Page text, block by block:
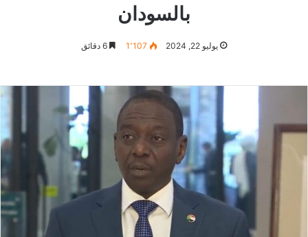
بالسودان
يوليو 22, 2024 1٬107